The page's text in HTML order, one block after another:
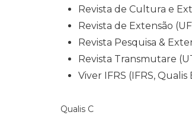
Revista de Cultura e
Revista de Extensão
Revista Pesquisa &
Revista Transmutare
Viver IFRS (IFRS, Qualis
Qualis C